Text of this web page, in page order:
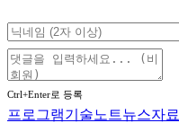
Ctrl+Enter로 등록
프로그램기술노트뉴스자